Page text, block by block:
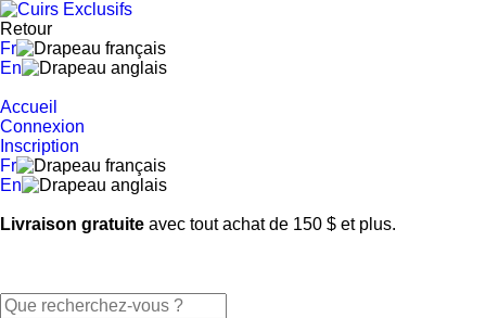
Retour
Fr
En
Accueil
Connexion
Inscription
Fr
En
Livraison gratuite avec tout achat de 150 $ et plus.